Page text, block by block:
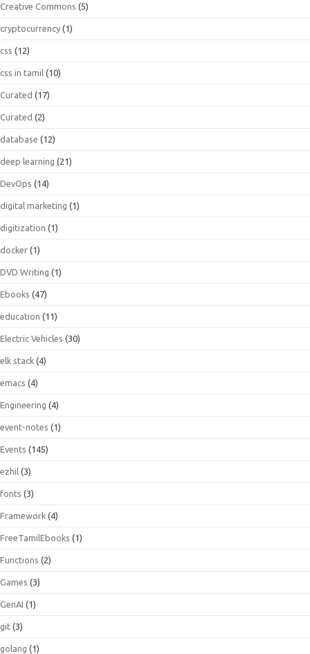
Creative Commons (5)
cryptocurrency (1)
css (12)
css in tamil (10)
Curated (17)
Curated (2)
database (12)
deep learning (21)
DevOps (14)
digital marketing (1)
digitization (1)
docker (1)
DVD Writing (1)
Ebooks (47)
education (11)
Electric Vehicles (30)
elk stack (4)
emacs (4)
Engineering (4)
event-notes (1)
Events (145)
ezhil (3)
fonts (3)
Framework (4)
FreeTamilEbooks (1)
Functions (2)
Games (3)
GenAI (1)
git (3)
golang (1)